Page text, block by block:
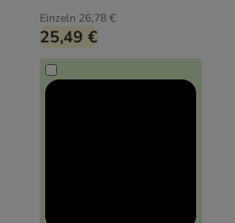
Einzeln 26,78 €
25,49 €